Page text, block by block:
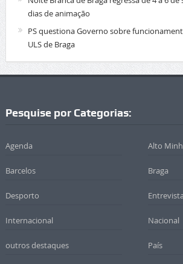
dias de animação
PS questiona Governo sobre
ULS de Braga
Pesquise por Categorias:
Agenda Alto
Barcelos Braga
Desporto
Internacional Nacional
outros destaques País